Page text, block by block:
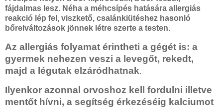
fájdalmas lesz. Néha a méhcsípés hatására allergiás
reakció lép fel, viszkető, csalánkiütéshez hasonló
bőrelváltozások jönnek létre szerte a testen.
Az allergiás folyamat érintheti a gégét is: a
gyermek nehezen veszi a levegőt, rekedt,
majd a légutak elzáródhatnak.
Ilyenkor azonnal orvoshoz kell fordulni illetve
mentőt hívni, a segítség érkezéséig kalciumot